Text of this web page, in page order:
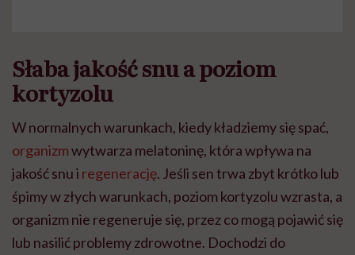
Słaba jakość snu a poziom
kortyzolu
W normalnych warunkach, kiedy kładziemy się spać,
organizmwytwarza melatoninę, która wpływa na
jakość snu i regenerację. Jeśli sen trwa zbyt krótko lub
śpimy w złych warunkach, poziom kortyzolu wzrasta, a
organizm nie regeneruje się, przez co mogą pojawić się
lub nasilić problemy zdrowotne. Dochodzi do